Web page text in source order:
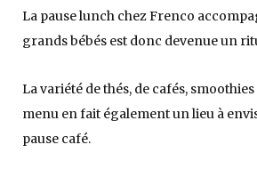
La pause lunch chez Frenco
grands bébés est donc devenue un
La variété de thés, de cafés,
menu en fait également un lieu à
pause café.